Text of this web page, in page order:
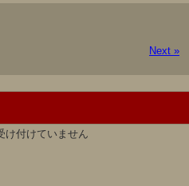
Next »
け付けていません